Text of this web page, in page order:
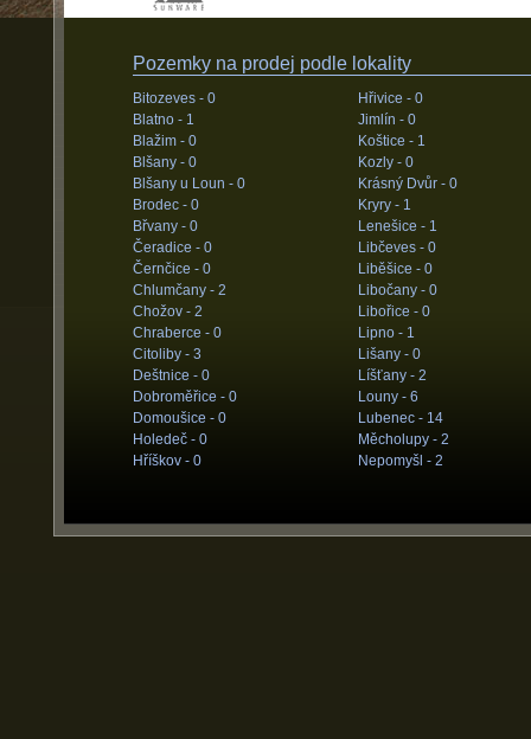
Pozemky na prodej podle lokality
Bitozeves - 0
Blatno - 1
Blažim - 0
Blšany - 0
Blšany u Loun - 0
Brodec - 0
Břvany - 0
Čeradice - 0
Černčice - 0
Chlumčany - 2
Chožov - 2
Chraberce - 0
Citoliby - 3
Deštnice - 0
Dobroměřice - 0
Domoušice - 0
Holedeč - 0
Hříškov - 0
Hřivice - 0
Jimlín - 0
Koštice - 1
Kozly - 0
Krásný Dvůr - 0
Kryry - 1
Lenešice - 1
Libčeves - 0
Liběšice - 0
Libočany - 0
Libořice - 0
Lipno - 1
Lišany - 0
Líšťany - 2
Louny - 6
Lubenec - 14
Měcholupy - 2
Nepomyšl - 2